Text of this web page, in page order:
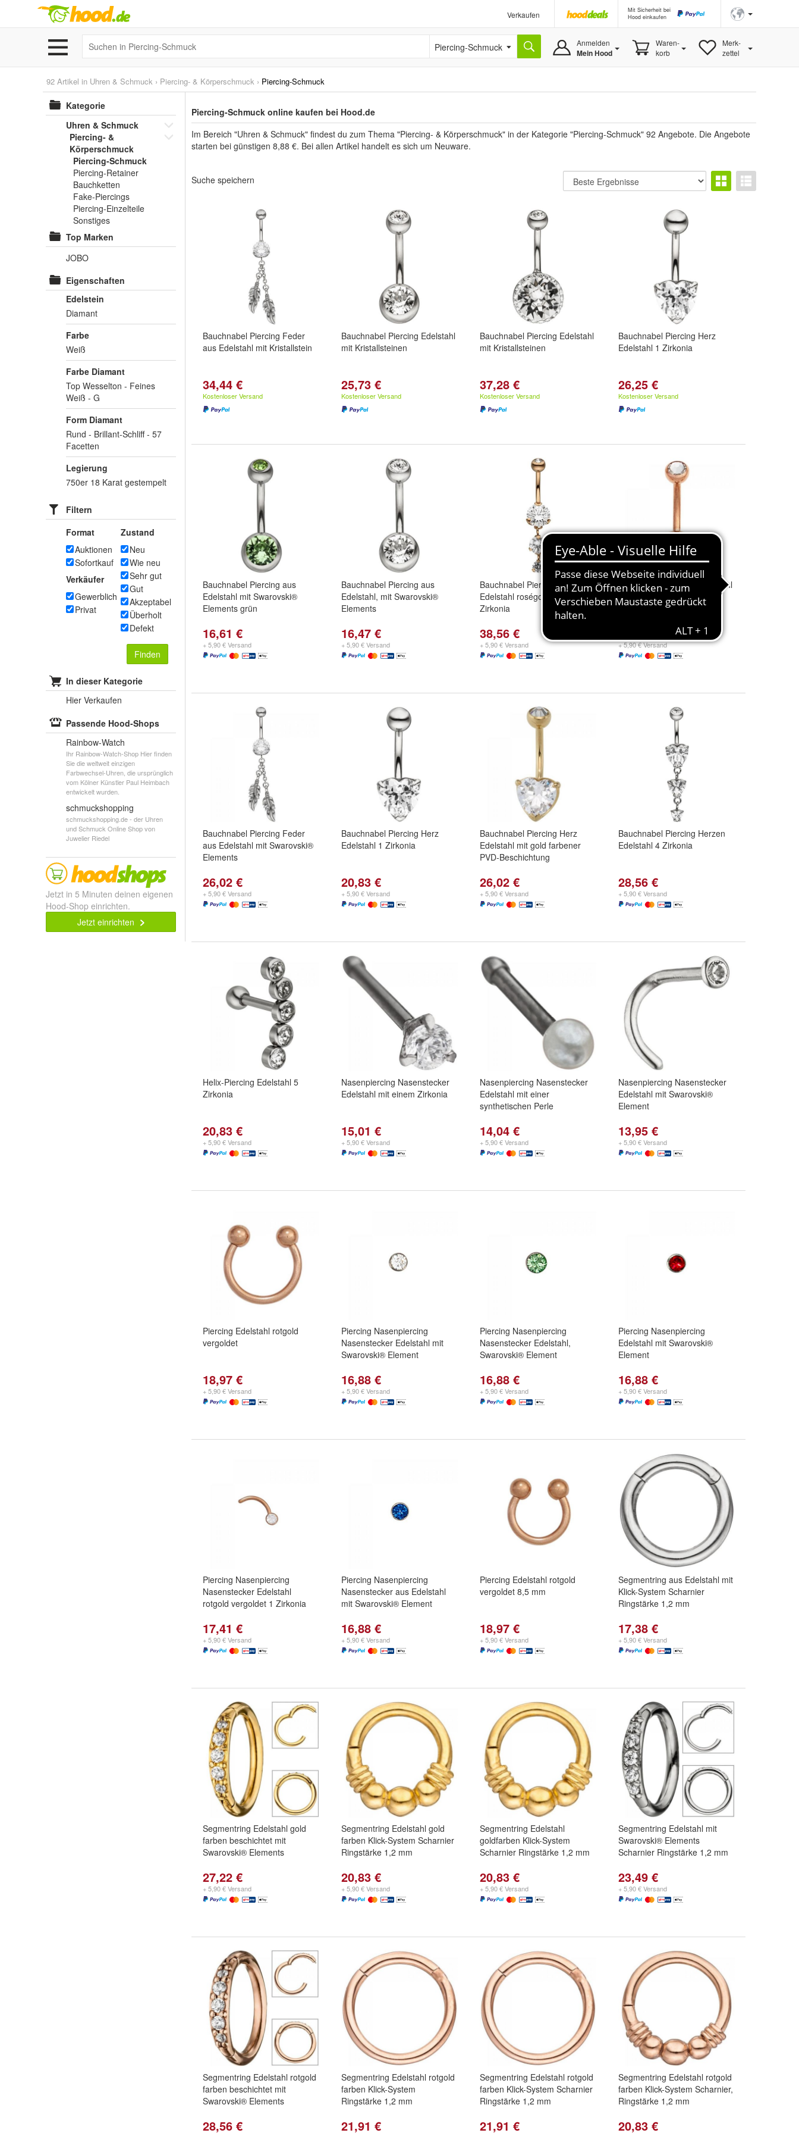
Verkaufen
Mit Sicherheit bei
Hood einkaufen
Piercing-Schmuck Anmelden
Mein Hood
Waren-
korb
Merk-
zettel
92 Artikel in Uhren & Schmuck › Piercing- & Körperschmuck › Piercing-Schmuck
Kategorie
Uhren & Schmuck
Piercing- &
Körperschmuck
Piercing-Schmuck
Piercing-Retainer
Bauchketten
Fake-Piercings
Piercing-Einzelteile
Sonstiges
Top Marken
JOBO
Eigenschaften
Edelstein
Diamant
Farbe
Weiß
Farbe Diamant
Top Wesselton - Feines
Weiß - G
Form Diamant
Rund - Brillant-Schliff - 57
Facetten
Legierung
750er 18 Karat gestempelt
Filtern
Format
Auktionen
Sofortkauf
Verkäufer
Gewerblich
Privat
Zustand
Neu
Wie neu
Sehr gut
Gut
Akzeptabel
Überholt
Defekt
Finden
In dieser Kategorie
Hier Verkaufen
Passende Hood-Shops
Rainbow-Watch
Ihr Rainbow-Watch-Shop Hier finden
Sie die weltweit einzigen
Farbwechsel-Uhren, die ursprünglich
vom Kölner Künstler Paul Heimbach
entwickelt wurden.
schmuckshopping
schmuckshopping.de - der Uhren
und Schmuck Online Shop von
Juwelier Riedel
Jetzt in 5 Minuten deinen eigenen
Hood-Shop einrichten.
Jetzt einrichten
Piercing-Schmuck online kaufen bei Hood.de
Im Bereich "Uhren & Schmuck" findest du zum Thema "Piercing- & Körperschmuck" in der Kategorie "Piercing-Schmuck" 92 Angebote. Die Angebote
starten bei günstigen 8,88 €. Bei allen Artikel handelt es sich um Neuware.
Suche speichern
Bauchnabel Piercing Feder
aus Edelstahl mit Kristallstein
34,44 €
Kostenloser Versand
Bauchnabel Piercing Edelstahl
mit Kristallsteinen
25,73 €
Kostenloser Versand
Bauchnabel Piercing Edelstahl
mit Kristallsteinen
37,28 €
Kostenloser Versand
Bauchnabel Piercing Herz
Edelstahl 1 Zirkonia
26,25 €
Kostenloser Versand
Bauchnabel Piercing aus
Edelstahl mit Swarovski®
Elements grün
16,61 €
+ 5,90 € Versand
Bauchnabel Piercing aus
Edelstahl, mit Swarovski®
Elements
16,47 €
+ 5,90 € Versand
Bauchnabel Piercing aus
Edelstahl roségold farben 4
Zirkonia
38,56 €
+ 5,90 € Versand
Bauchnabel Piercing Edelstahl
rotgold vergoldet mit
Swarovski® Elements
+ 5,90 € Versand
Bauchnabel Piercing Feder
aus Edelstahl mit Swarovski®
Elements
26,02 €
+ 5,90 € Versand
Bauchnabel Piercing Herz
Edelstahl 1 Zirkonia
20,83 €
+ 5,90 € Versand
Bauchnabel Piercing Herz
Edelstahl mit gold farbener
PVD-Beschichtung
26,02 €
+ 5,90 € Versand
Bauchnabel Piercing Herzen
Edelstahl 4 Zirkonia
28,56 €
+ 5,90 € Versand
Helix-Piercing Edelstahl 5
Zirkonia
20,83 €
+ 5,90 € Versand
Nasenpiercing Nasenstecker
Edelstahl mit einem Zirkonia
15,01 €
+ 5,90 € Versand
Nasenpiercing Nasenstecker
Edelstahl mit einer
synthetischen Perle
14,04 €
+ 5,90 € Versand
Nasenpiercing Nasenstecker
Edelstahl mit Swarovski®
Element
13,95 €
+ 5,90 € Versand
Piercing Edelstahl rotgold
vergoldet
18,97 €
+ 5,90 € Versand
Piercing Nasenpiercing
Nasenstecker Edelstahl mit
Swarovski® Element
16,88 €
+ 5,90 € Versand
Piercing Nasenpiercing
Nasenstecker Edelstahl,
Swarovski® Element
16,88 €
+ 5,90 € Versand
Piercing Nasenpiercing
Edelstahl mit Swarovski®
Element
16,88 €
+ 5,90 € Versand
Piercing Nasenpiercing
Nasenstecker Edelstahl
rotgold vergoldet 1 Zirkonia
17,41 €
+ 5,90 € Versand
Piercing Nasenpiercing
Nasenstecker aus Edelstahl
mit Swarovski® Element
16,88 €
+ 5,90 € Versand
Piercing Edelstahl rotgold
vergoldet 8,5 mm
18,97 €
+ 5,90 € Versand
Segmentring aus Edelstahl mit
Klick-System Scharnier
Ringstärke 1,2 mm
17,38 €
+ 5,90 € Versand
Segmentring Edelstahl gold
farben beschichtet mit
Swarovski® Elements
27,22 €
+ 5,90 € Versand
Segmentring Edelstahl gold
farben Klick-System Scharnier
Ringstärke 1,2 mm
20,83 €
+ 5,90 € Versand
Segmentring Edelstahl
goldfarben Klick-System
Scharnier Ringstärke 1,2 mm
20,83 €
+ 5,90 € Versand
Segmentring Edelstahl mit
Swarovski® Elements
Scharnier Ringstärke 1,2 mm
23,49 €
+ 5,90 € Versand
Segmentring Edelstahl rotgold
farben beschichtet mit
Swarovski® Elements
28,56 €
Segmentring Edelstahl rotgold
farben Klick-System
Ringstärke 1,2 mm
21,91 €
Segmentring Edelstahl rotgold
farben Klick-System Scharnier
Ringstärke 1,2 mm
21,91 €
Segmentring Edelstahl rotgold
farben Klick-System Scharnier,
Ringstärke 1,2 mm
20,83 €